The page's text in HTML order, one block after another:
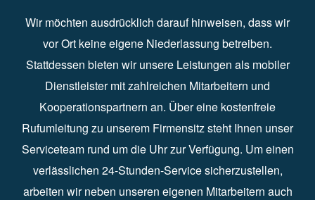
Wir möchten ausdrücklich darauf hinweisen, dass wir
vor Ort keine eigene Niederlassung betreiben.
Stattdessen bieten wir unsere Leistungen als mobiler
Dienstleister mit zahlreichen Mitarbeitern und
Kooperationspartnern an. Über eine kostenfreie
Rufumleitung zu unserem Firmensitz steht Ihnen unser
Serviceteam rund um die Uhr zur Verfügung. Um einen
verlässlichen 24-Stunden-Service sicherzustellen,
arbeiten wir neben unseren eigenen Mitarbeitern auch